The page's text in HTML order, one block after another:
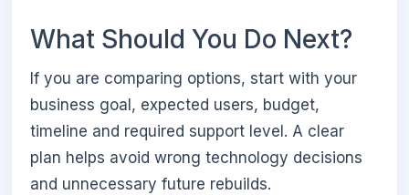
What Should You Do Next?
If you are comparing options, start with your
business goal, expected users, budget,
timeline and required support level. A clear
plan helps avoid wrong technology decisions
and unnecessary future rebuilds.